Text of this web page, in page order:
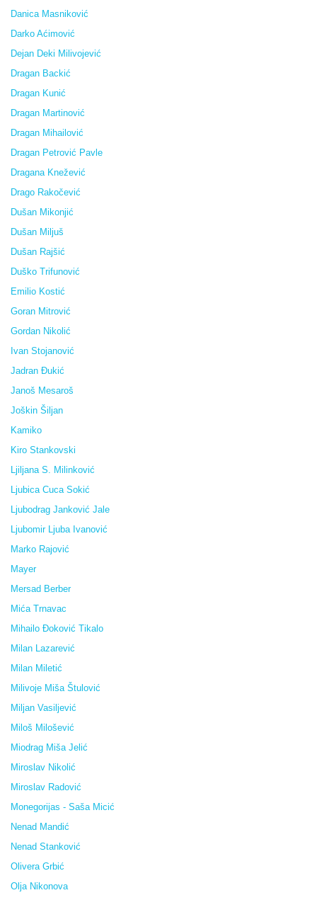
Danica Masniković
Darko Aćimović
Dejan Deki Milivojević
Dragan Backić
Dragan Kunić
Dragan Martinović
Dragan Mihailović
Dragan Petrović Pavle
Dragana Knežević
Drago Rakočević
Dušan Mikonjić
Dušan Miljuš
Dušan Rajšić
Duško Trifunović
Emilio Kostić
Goran Mitrović
Gordan Nikolić
Ivan Stojanović
Jadran Đukić
Janoš Mesaroš
Joškin Šiljan
Kamiko
Kiro Stankovski
Ljiljana S. Milinković
Ljubica Cuca Sokić
Ljubodrag Janković Jale
Ljubomir Ljuba Ivanović
Marko Rajović
Mayer
Mersad Berber
Mića Trnavac
Mihailo Đoković Tikalo
Milan Lazarević
Milan Miletić
Milivoje Miša Štulović
Miljan Vasiljević
Miloš Milošević
Miodrag Miša Jelić
Miroslav Nikolić
Miroslav Radović
Monegorijas - Saša Micić
Nenad Mandić
Nenad Stanković
Olivera Grbić
Olja Nikonova